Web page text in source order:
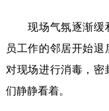
现场气氛逐渐缓和
员工作的邻居开始退
对现场进行消毒，密
们静静看着。